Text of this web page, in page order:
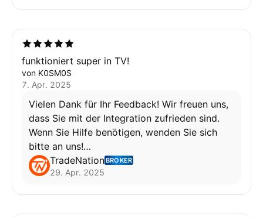
Wafa
funktioniert super in TV!
von K0SM0S
7. Apr. 2025
Vielen Dank für Ihr Feedback! Wir freuen uns,
dass Sie mit der Integration zufrieden sind.
Wenn Sie Hilfe benötigen, wenden Sie sich
bitte an uns!
TradeNationBROKER
29. Apr. 2025